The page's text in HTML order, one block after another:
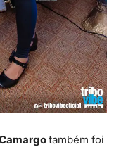
também foi